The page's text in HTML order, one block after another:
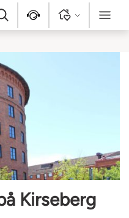
Kontakt Logga in Meny
Kirseberg